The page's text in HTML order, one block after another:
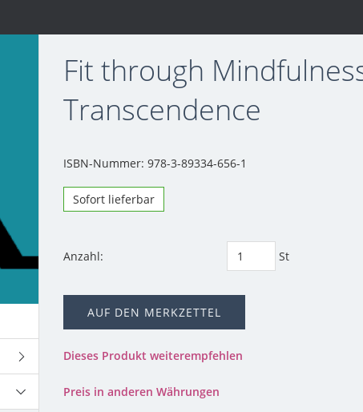
Fit through
Transcendence
ISBN-Nummer: 978-3-89334-656-1
Sofort lieferbar
Anzahl: St
AUF DEN MERKZETTEL
Dieses Produkt weiterempfehlen
Preis in anderen Währungen